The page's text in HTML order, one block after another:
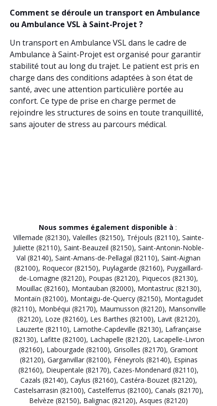
Comment se déroule un transport en Ambulance
ou Ambulance VSL à Saint-Projet ?
Un transport en Ambulance VSL dans le cadre de
Ambulance à Saint-Projet est organisé pour garantir
stabilité tout au long du trajet. Le patient est pris en
charge dans des conditions adaptées à son état de
santé, avec une attention particulière portée au
confort. Ce type de prise en charge permet de
rejoindre les structures de soins en toute tranquillité,
sans ajouter de stress au parcours médical.
Nous sommes également disponible à :
Villemade (82130), Valeilles (82150), Tréjouls (82110), Sainte-
Juliette (82110), Saint-Beauzeil (82150), Saint-Antonin-Noble-
Val (82140), Saint-Amans-de-Pellagal (82110), Saint-Aignan
(82100), Roquecor (82150), Puylagarde (82160), Puygaillard-
de-Lomagne (82120), Poupas (82120), Piquecos (82130),
Mouillac (82160), Montauban (82000), Montastruc (82130),
Montaïn (82100), Montaigu-de-Quercy (82150), Montagudet
(82110), Monbéqui (82170), Maumusson (82120), Mansonville
(82120), Loze (82160), Les Barthes (82100), Lavit (82120),
Lauzerte (82110), Lamothe-Capdeville (82130), Lafrançaise
(82130), Lafitte (82100), Lachapelle (82120), Lacapelle-Livron
(82160), Labourgade (82100), Grisolles (82170), Gramont
(82120), Garganvillar (82100), Féneyrols (82140), Espinas
(82160), Dieupentale (82170), Cazes-Mondenard (82110),
Cazals (82140), Caylus (82160), Castéra-Bouzet (82120),
Castelsarrasin (82100), Castelferrus (82100), Canals (82170),
Belvèze (82150), Balignac (82120), Asques (82120)